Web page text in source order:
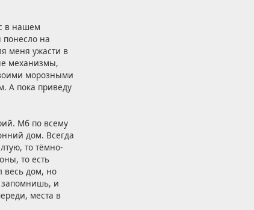
в нашем
понесло на
меня ужасти в
механизмы,
морозными
А пока приведу
Мб по всему
дом. Всегда
то тёмно-
то есть
весь дом, но
запомнишь, и
места в